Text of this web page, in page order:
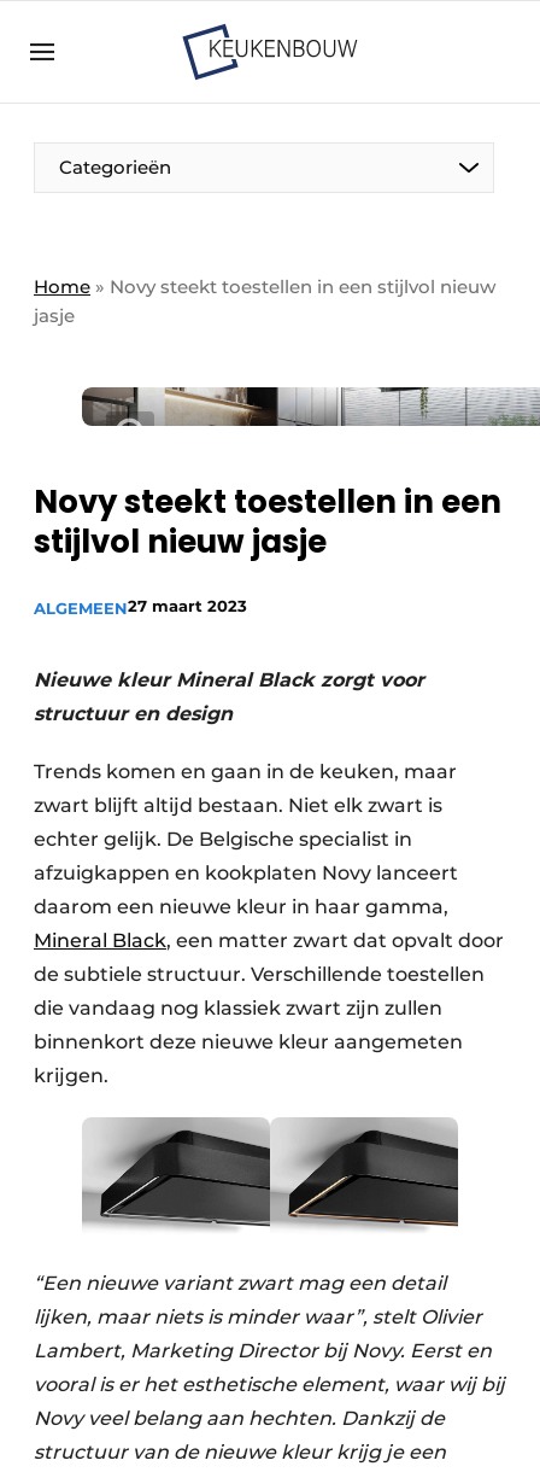
Bedrijven
Bedrijven
Direct contact
in de keuken-, woon-, en badkamerbranche
Meest gelezen
Podcasts
Privacy / Cookie statement
Categorieën
Home » Novy steekt toestellen in een stijlvol nieuw
jasje
Novy steekt toestellen in een
stijlvol nieuw jasje
ALGEMEEN27 maart 2023
Nieuwe kleur Mineral Black zorgt voor
structuur en design
Trends komen en gaan in de keuken, maar
zwart blijft altijd bestaan. Niet elk zwart is
echter gelijk. De Belgische specialist in
afzuigkappen en kookplaten Novy lanceert
daarom een nieuwe kleur in haar gamma,
Mineral Black, een matter zwart dat opvalt door
de subtiele structuur. Verschillende toestellen
die vandaag nog klassiek zwart zijn zullen
binnenkort deze nieuwe kleur aangemeten
krijgen.
“Een nieuwe variant zwart mag een detail
lijken, maar niets is minder waar”, stelt Olivier
Lambert, Marketing Director bij Novy. Eerst en
vooral is er het esthetische element, waar wij bij
Novy veel belang aan hechten. Dankzij de
structuur van de nieuwe kleur krijg je een